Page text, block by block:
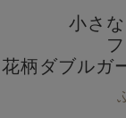
小さ
花柄ダブルガ